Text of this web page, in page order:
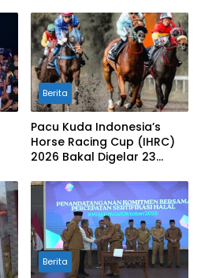
Berita
Pacu Kuda Indonesia’s
Horse Racing Cup (IHRC)
2026 Bakal Digelar 23
Berita